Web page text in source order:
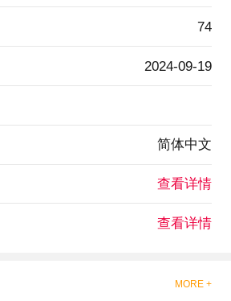
74
2024-09-19
简体中文
查看详情
查看详情
MORE +